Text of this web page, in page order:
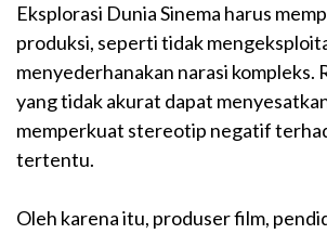
Eksplorasi Dunia Sinema harus
produksi, seperti tidak
menyederhanakan narasi kompleks.
yang tidak akurat dapat
memperkuat stereotip negatif
tertentu.
Oleh karena itu, produser film,